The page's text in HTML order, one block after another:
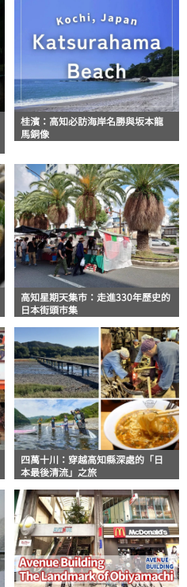
桂濱：高知必訪海岸名勝與坂本龍
馬銅像
高知星期天集市：走進330年歷史的
日本街頭市集
四萬十川：穿越高知縣深處的「日
本最後清流」之旅